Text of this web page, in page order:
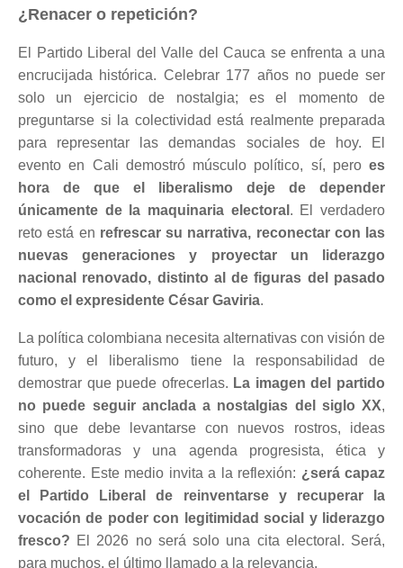
¿Renacer o repetición?
El Partido Liberal del Valle del Cauca se enfrenta a una
encrucijada histórica. Celebrar 177 años no puede ser
solo un ejercicio de nostalgia; es el momento de
preguntarse si la colectividad está realmente preparada
para representar las demandas sociales de hoy. El
evento en Cali demostró músculo político, sí, pero es
hora de que el liberalismo deje de depender
únicamente de la maquinaria electoral . El verdadero
reto está en refrescar su narrativa, reconectar con las
nuevas generaciones y proyectar un liderazgo
nacional renovado, distinto al de figuras del pasado
como el expresidente César Gaviria.
La política colombiana necesita alternativas con visión de
futuro, y el liberalismo tiene la responsabilidad de
demostrar que puede ofrecerlas. La imagen del partido
no puede seguir anclada a nostalgias del siglo XX,
sino que debe levantarse con nuevos rostros, ideas
transformadoras y una agenda progresista, ética y
coherente. Este medio invita a la reflexión: ¿será capaz
el Partido Liberal de reinventarse y recuperar la
vocación de poder con legitimidad social y liderazgo
fresco? El 2026 no será solo una cita electoral. Será,
para muchos, el último llamado a la relevancia.